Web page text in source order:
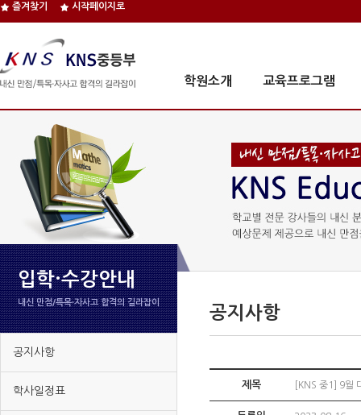
즐겨찾기 시작페이지로
학원소개 교육프로그램
입학·수강안내
내신 만점/특목∙자사고 합격의 길라잡이
공지사항
학사일정표
공지사항
제목 [KNS 중1] 9월